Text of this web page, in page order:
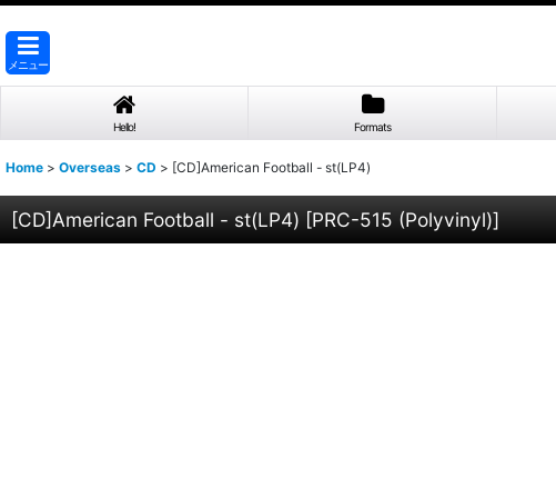
メニュー
Hello! Formats
Home > Overseas > CD > [CD]American Football - st(LP4)
[CD]American Football - st(LP4) [PRC-515 (Polyvinyl)]